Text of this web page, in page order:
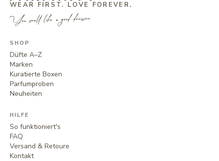
WEAR FIRST. LOVE FOREVER.
You smell like a good decision.
SHOP
Düfte A–Z
Marken
Kuratierte Boxen
Parfumproben
Neuheiten
HILFE
So funktioniert's
FAQ
Versand & Retoure
Kontakt